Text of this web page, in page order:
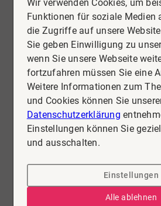
NEU
29308 Winsen (Aller)
Haus zu kaufen
Wohnfläche Zimmer
Wir verwenden Cookies, um
Funktionen für soziale Medien
die Zugriffe auf unsere
Sie geben Einwilligung zu
wenn Sie unsere Webseite
fortzufahren müssen Sie eine
Weitere Informationen zum
und Cookies können Sie
Datenschutzerklärung
Einstellungen können Sie
und ausschalten.
Einstellungen
Alle ablehnen